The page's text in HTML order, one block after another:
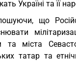
Україні та її
що
та міста
татар та